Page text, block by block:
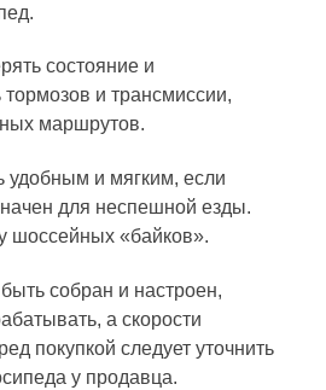
состояние и
тормозов и трансмиссии,
маршрутов.
и мягким, если
для неспешной езды.
шоссейных «байков».
собран и настроен,
а скорости
покупкой следует уточнить
у продавца.